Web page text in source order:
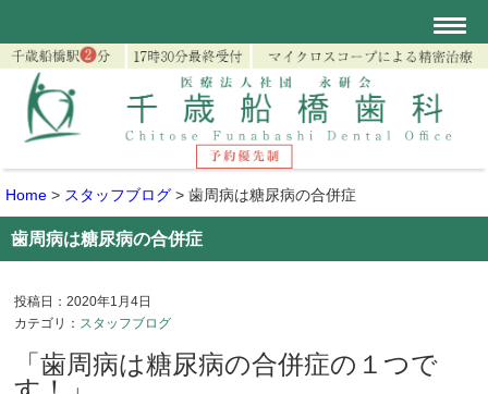
Home > スタッフブログ > 歯周病は糖尿病の合併症
歯周病は糖尿病の合併症
投稿日：2020年1月4日
カテゴリ： スタッフブログ
「歯周病は糖尿病の合併症の１つで